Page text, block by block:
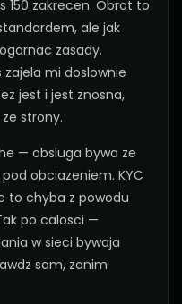
150 zakrecen. Obrot to
ale jak
zasady.
zajela mi doslownie
jest i jest znosna,
strony.
— obsluga bywa ze
obciazeniem. KYC
to chyba z powodu
po calosci —
w sieci bywaja
sam, zanim